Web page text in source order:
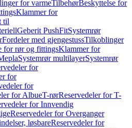
for varmeTilbehørBeskyttelse for
Klammer for
til
Geberit PushFitSystemrør
Fordeler med gjengestussTilkoblinger
for rør og fittingsKlammer for
Systemrør multilayerSystemrør
for
for
for
for AlbueT-rørReservedeler for T-
for Innvendig
Reservedeler for Overganger
løsbareReservedeler for